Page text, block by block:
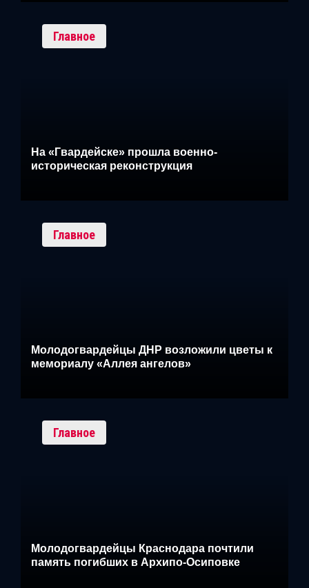
Главное
На «Гвардейске» прошла военно-
историческая реконструкция
Главное
Молодогвардейцы ДНР возложили цветы к
мемориалу «Аллея ангелов»
Главное
Молодогвардейцы Краснодара почтили
память погибших в Архипо-Осиповке